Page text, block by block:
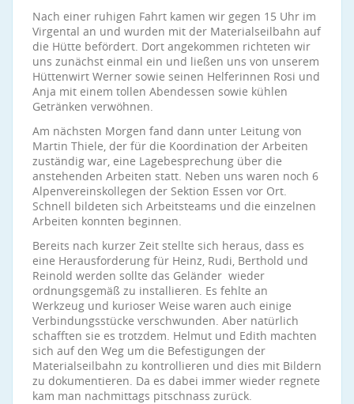
Nach einer ruhigen Fahrt kamen wir gegen 15 Uhr im
Virgental an und wurden mit der Materialseilbahn auf
die Hütte befördert. Dort angekommen richteten wir
uns zunächst einmal ein und ließen uns von unserem
Hüttenwirt Werner sowie seinen Helferinnen Rosi und
Anja mit einem tollen Abendessen sowie kühlen
Getränken verwöhnen.
Am nächsten Morgen fand dann unter Leitung von
Martin Thiele, der für die Koordination der Arbeiten
zuständig war, eine Lagebesprechung über die
anstehenden Arbeiten statt. Neben uns waren noch 6
Alpenvereinskollegen der Sektion Essen vor Ort.
Schnell bildeten sich Arbeitsteams und die einzelnen
Arbeiten konnten beginnen.
Bereits nach kurzer Zeit stellte sich heraus, dass es
eine Herausforderung für Heinz, Rudi, Berthold und
Reinold werden sollte das Geländer wieder
ordnungsgemäß zu installieren. Es fehlte an
Werkzeug und kurioser Weise waren auch einige
Verbindungsstücke verschwunden. Aber natürlich
schafften sie es trotzdem. Helmut und Edith machten
sich auf den Weg um die Befestigungen der
Materialseilbahn zu kontrollieren und dies mit Bildern
zu dokumentieren. Da es dabei immer wieder regnete
kam man nachmittags pitschnass zurück.